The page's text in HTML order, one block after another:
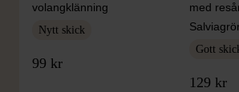
volangklänning
Nytt skick
99 kr
med
Gott
129 kr